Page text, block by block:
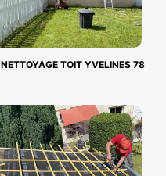
NETTOYAGE TOIT YVELINES 78